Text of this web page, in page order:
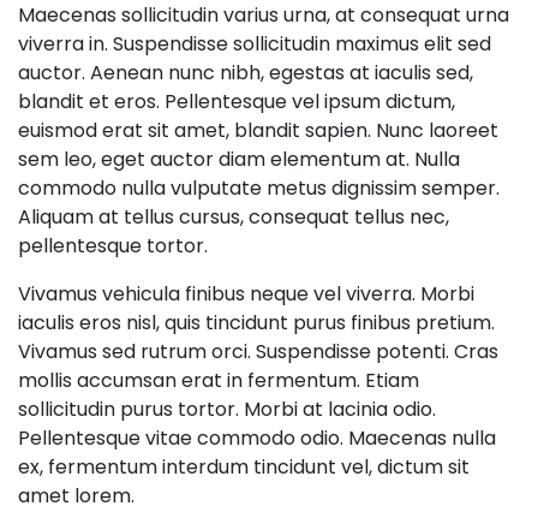
Maecenas sollicitudin varius urna, at consequat urna
viverra in. Suspendisse sollicitudin maximus elit sed
auctor. Aenean nunc nibh, egestas at iaculis sed,
blandit et eros. Pellentesque vel ipsum dictum,
euismod erat sit amet, blandit sapien. Nunc laoreet
sem leo, eget auctor diam elementum at. Nulla
commodo nulla vulputate metus dignissim semper.
Aliquam at tellus cursus, consequat tellus nec,
pellentesque tortor.
Vivamus vehicula finibus neque vel viverra. Morbi
iaculis eros nisl, quis tincidunt purus finibus pretium.
Vivamus sed rutrum orci. Suspendisse potenti. Cras
mollis accumsan erat in fermentum. Etiam
sollicitudin purus tortor. Morbi at lacinia odio.
Pellentesque vitae commodo odio. Maecenas nulla
ex, fermentum interdum tincidunt vel, dictum sit
amet lorem.